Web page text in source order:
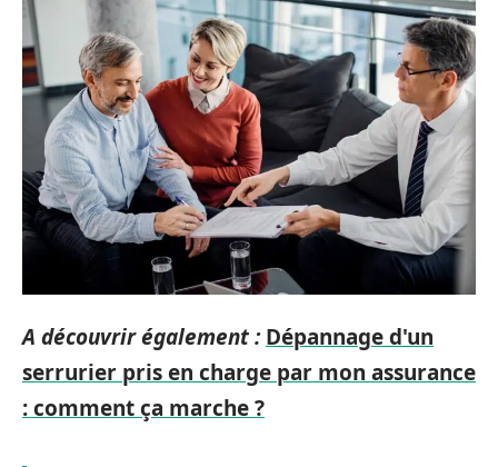
A découvrir également : Dépannage d'un
serrurier pris en charge par mon assurance
: comment ça marche ?